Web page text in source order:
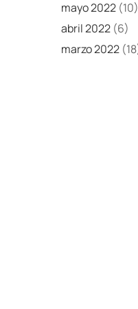
mayo 2022 (10)
abril 2022 (6)
marzo 2022